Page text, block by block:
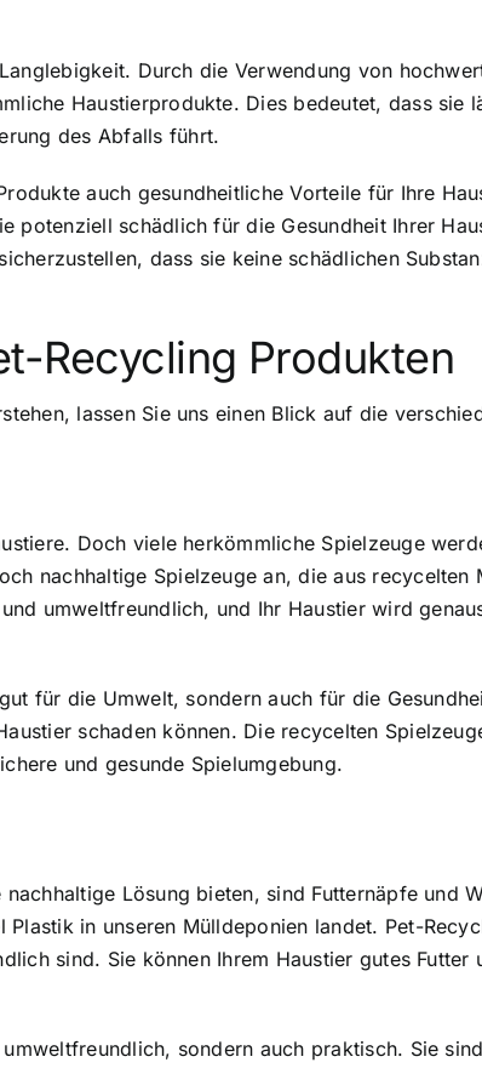
Durch die Verwendung von
Haustierprodukte. Dies bedeutet, dass sie
des Abfalls führt.
auch gesundheitliche Vorteile für Ihre
potenziell schädlich für die Gesundheit Ihrer
dass sie keine schädlichen
Recycling Produkten
lassen Sie uns einen Blick auf die
Doch viele herkömmliche Spielzeuge
nachhaltige Spielzeuge an, die aus
umweltfreundlich, und Ihr Haustier wird
für die Umwelt, sondern auch für die
schaden können. Die recycelten
und gesunde Spielumgebung.
Lösung bieten, sind Futternäpfe und
in unseren Mülldeponien landet. Pet-
sind. Sie können Ihrem Haustier gutes
sondern auch praktisch. Sie